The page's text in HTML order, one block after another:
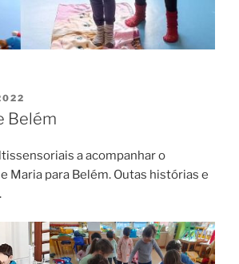
Belém
a acompanhar o
Maria para Belém. Outas histórias e